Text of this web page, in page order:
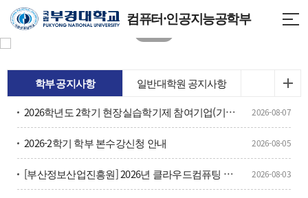
컴퓨터·인공지능공학부
학부 공지사항
일반대학원 공지사항
2026학년도 2학기 현장실습학기제 참여기업(기관) 안내
2026-08-07
2026-2학기 학부 본수강신청 안내 2026-08-05
[부산정보산업진흥원] 2026년 클라우드컴퓨팅 부트캠프 참가자 모집 2026-08-03